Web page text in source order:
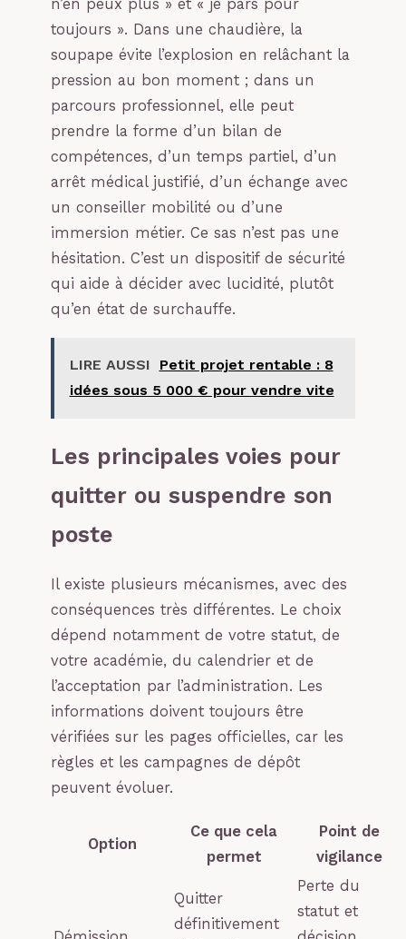
n’en peux plus » et « je pars pour
toujours ». Dans une chaudière, la
soupape évite l’explosion en relâchant la
pression au bon moment ; dans un
parcours professionnel, elle peut
prendre la forme d’un bilan de
compétences, d’un temps partiel, d’un
arrêt médical justifié, d’un échange avec
un conseiller mobilité ou d’une
immersion métier. Ce sas n’est pas une
hésitation. C’est un dispositif de sécurité
qui aide à décider avec lucidité, plutôt
qu’en état de surchauffe.
LIRE AUSSI
Petit projet rentable : 8
idées sous 5 000 € pour vendre vite
Les principales voies pour
quitter ou suspendre son
poste
Il existe plusieurs mécanismes, avec des
conséquences très différentes. Le choix
dépend notamment de votre statut, de
votre académie, du calendrier et de
l’acceptation par l’administration. Les
informations doivent toujours être
vérifiées sur les pages officielles, car les
règles et les campagnes de dépôt
peuvent évoluer.
Option
Ce que cela
permet
Point de
vigilance
Quitter
définitivement
Perte du
statut et